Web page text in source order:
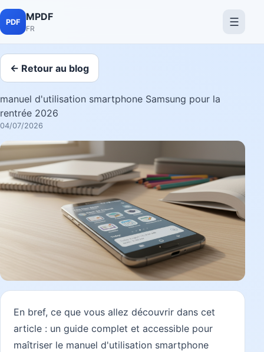
PDF MPDF
FR ☰
← Retour au blog
manuel d'utilisation smartphone Samsung pour la
rentrée 2026
04/07/2026
En bref, ce que vous allez découvrir dans cet
article : un guide complet et accessible pour
maîtriser le manuel d'utilisation smartphone